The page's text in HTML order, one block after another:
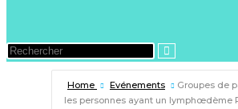
Home Evénements
Groupes de
les personnes ayant un lymphœdème